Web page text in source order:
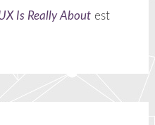
Is Really Aboutest